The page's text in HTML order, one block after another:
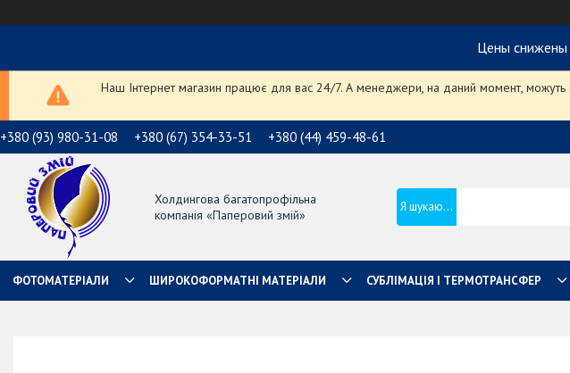
Цены снижены
Наш Інтернет магазин працює для вас 24/7. А менеджери, на даний момент, можуть
+380 (93) 980-31-08 +380 (67) 354-33-51 +380 (44) 459-48-61
Холдингова багатопрофільна
компанія «Паперовий змій»
ФОТОМАТЕРІАЛИ ШИРОКОФОРМАТНІ МАТЕРІАЛИ СУБЛІМАЦІЯ І ТЕРМОТРАНСФЕР